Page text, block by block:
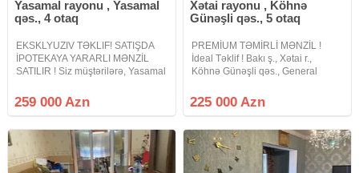
Yasamal rayonu , Yasamal
qəs., 4 otaq
EKSKLYUZIV TƏKLIF! SATIŞDA
İPOTEKAYA YARARLI MƏNZİL
SATILIR ! Siz müştərilərə, Yasamal
yanında, M.Xiyabani küçəsində, 4
otaqlı super təmirli mənzilin
259 000 Azn
Xətai rayonu , Köhnə
Günəşli qəs., 5 otaq
PREMİUM TƏMİRLİ MƏNZİL !
İdeal Təklif ! Bakı ş., Xətai r.,
Köhnə Günəşli qəs., General
MegaStore Hipermarketin
arxasında., 24 ., 263 Nömrəli
Tikili Leninqrad
225 000 Azn